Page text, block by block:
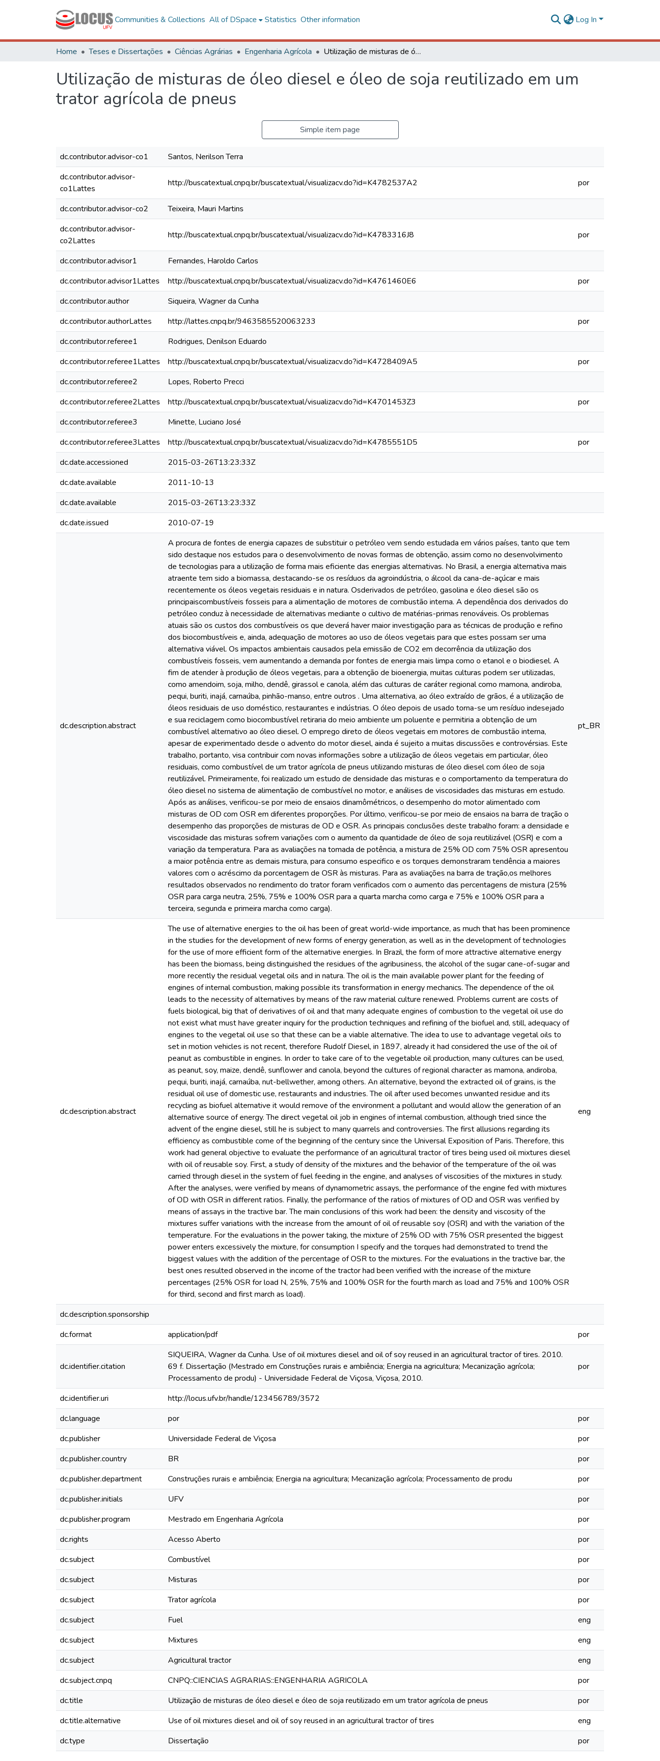
Communities & Collections All of DSpace Statistics Other information Log In
Home Teses e Dissertações Ciências Agrárias Engenharia Agrícola Utilização de misturas de óleo diesel e óleo de soja reutilizado em um trator agrícola de pneus
Utilização de misturas de óleo diesel e óleo de soja reutilizado em um
trator agrícola de pneus
Simple item page
dc.contributor.advisor-co1
Santos, Nerilson Terra
dc.contributor.advisor-
co1Lattes
http://buscatextual.cnpq.br/buscatextual/visualizacv.do?id=K4782537A2 por
dc.contributor.advisor-co2
Teixeira, Mauri Martins
dc.contributor.advisor-
co2Lattes
http://buscatextual.cnpq.br/buscatextual/visualizacv.do?id=K4783316J8 por
dc.contributor.advisor1
Fernandes, Haroldo Carlos
dc.contributor.advisor1Lattes
http://buscatextual.cnpq.br/buscatextual/visualizacv.do?id=K4761460E6
por
dc.contributor.author
Siqueira, Wagner da Cunha
dc.contributor.authorLattes
http://lattes.cnpq.br/9463585520063233
por
dc.contributor.referee1
Rodrigues, Denilson Eduardo
dc.contributor.referee1Lattes
http://buscatextual.cnpq.br/buscatextual/visualizacv.do?id=K4728409A5
por
dc.contributor.referee2
Lopes, Roberto Precci
dc.contributor.referee2Lattes
http://buscatextual.cnpq.br/buscatextual/visualizacv.do?id=K4701453Z3
por
dc.contributor.referee3
Minette, Luciano José
dc.contributor.referee3Lattes
http://buscatextual.cnpq.br/buscatextual/visualizacv.do?id=K4785551D5
por
dc.date.accessioned
2015-03-26T13:23:33Z
dc.date.available
2011-10-13
dc.date.available
2015-03-26T13:23:33Z
dc.date.issued
2010-07-19
dc.description.abstract
A procura de fontes de energia capazes de substituir o petróleo vem sendo estudada em vários países, tanto que tem
sido destaque nos estudos para o desenvolvimento de novas formas de obtenção, assim como no desenvolvimento
de tecnologias para a utilização de forma mais eficiente das energias alternativas. No Brasil, a energia alternativa mais
atraente tem sido a biomassa, destacando-se os resíduos da agroindústria, o álcool da cana-de-açúcar e mais
recentemente os óleos vegetais residuais e in natura. Osderivados de petróleo, gasolina e óleo diesel são os
principaiscombustíveis fosseis para a alimentação de motores de combustão interna. A dependência dos derivados do
petróleo conduz à necessidade de alternativas mediante o cultivo de matérias-primas renováveis. Os problemas
atuais são os custos dos combustíveis os que deverá haver maior investigação para as técnicas de produção e refino
dos biocombustíveis e, ainda, adequação de motores ao uso de óleos vegetais para que estes possam ser uma
alternativa viável. Os impactos ambientais causados pela emissão de CO2 em decorrência da utilização dos
combustíveis fosseis, vem aumentando a demanda por fontes de energia mais limpa como o etanol e o biodiesel. A
fim de atender à produção de óleos vegetais, para a obtenção de bioenergia, muitas culturas podem ser utilizadas,
como amendoim, soja, milho, dendê, girassol e canola, além das culturas de caráter regional como mamona, andiroba,
pequi, buriti, inajá, carnaúba, pinhão-manso, entre outros . Uma alternativa, ao óleo extraído de grãos, é a utilização de
óleos residuais de uso doméstico, restaurantes e indústrias. O óleo depois de usado torna-se um resíduo indesejado
e sua reciclagem como biocombustível retiraria do meio ambiente um poluente e permitiria a obtenção de um
combustível alternativo ao óleo diesel. O emprego direto de óleos vegetais em motores de combustão interna,
apesar de experimentado desde o advento do motor diesel, ainda é sujeito a muitas discussões e controvérsias. Este
trabalho, portanto, visa contribuir com novas informações sobre a utilização de óleos vegetais em particular, óleo
residuais, como combustível de um trator agrícola de pneus utilizando misturas de óleo diesel com óleo de soja
reutilizável. Primeiramente, foi realizado um estudo de densidade das misturas e o comportamento da temperatura do
óleo diesel no sistema de alimentação de combustível no motor, e análises de viscosidades das misturas em estudo.
Após as análises, verificou-se por meio de ensaios dinamômétricos, o desempenho do motor alimentado com
misturas de OD com OSR em diferentes proporções. Por último, verificou-se por meio de ensaios na barra de tração o
desempenho das proporções de misturas de OD e OSR. As principais conclusões deste trabalho foram: a densidade e
viscosidade das misturas sofrem variações com o aumento da quantidade de óleo de soja reutilizável (OSR) e com a
variação da temperatura. Para as avaliações na tomada de potência, a mistura de 25% OD com 75% OSR apresentou
a maior potência entre as demais mistura, para consumo especifico e os torques demonstraram tendência a maiores
valores com o acréscimo da porcentagem de OSR às misturas. Para as avaliações na barra de tração,os melhores
resultados observados no rendimento do trator foram verificados com o aumento das percentagens de mistura (25%
OSR para carga neutra, 25%, 75% e 100% OSR para a quarta marcha como carga e 75% e 100% OSR para a
terceira, segunda e primeira marcha como carga).
pt_BR
dc.description.abstract
The use of alternative energies to the oil has been of great world-wide importance, as much that has been prominence
in the studies for the development of new forms of energy generation, as well as in the development of technologies
for the use of more efficient form of the alternative energies. In Brazil, the form of more attractive alternative energy
has been the biomass, being distinguished the residues of the agribusiness, the alcohol of the sugar cane-of-sugar and
more recently the residual vegetal oils and in natura. The oil is the main available power plant for the feeding of
engines of internal combustion, making possible its transformation in energy mechanics. The dependence of the oil
leads to the necessity of alternatives by means of the raw material culture renewed. Problems current are costs of
fuels biological, big that of derivatives of oil and that many adequate engines of combustion to the vegetal oil use do
not exist what must have greater inquiry for the production techniques and refining of the biofuel and, still, adequacy of
engines to the vegetal oil use so that these can be a viable alternative. The idea to use to advantage vegetal oils to
set in motion vehicles is not recent, therefore Rudolf Diesel, in 1897, already it had considered the use of the oil of
peanut as combustible in engines. In order to take care of to the vegetable oil production, many cultures can be used,
as peanut, soy, maize, dendê, sunflower and canola, beyond the cultures of regional character as mamona, andiroba,
pequi, buriti, inajá, carnaúba, nut-bellwether, among others. An alternative, beyond the extracted oil of grains, is the
residual oil use of domestic use, restaurants and industries. The oil after used becomes unwanted residue and its
recycling as biofuel alternative it would remove of the environment a pollutant and would allow the generation of an
alternative source of energy. The direct vegetal oil job in engines of internal combustion, although tried since the
advent of the engine diesel, still he is subject to many quarrels and controversies. The first allusions regarding its
efficiency as combustible come of the beginning of the century since the Universal Exposition of Paris. Therefore, this
work had general objective to evaluate the performance of an agricultural tractor of tires being used oil mixtures diesel
with oil of reusable soy. First, a study of density of the mixtures and the behavior of the temperature of the oil was
carried through diesel in the system of fuel feeding in the engine, and analyses of viscosities of the mixtures in study.
After the analyses, were verified by means of dynamometric assays, the performance of the engine fed with mixtures
of OD with OSR in different ratios. Finally, the performance of the ratios of mixtures of OD and OSR was verified by
means of assays in the tractive bar. The main conclusions of this work had been: the density and viscosity of the
mixtures suffer variations with the increase from the amount of oil of reusable soy (OSR) and with the variation of the
temperature. For the evaluations in the power taking, the mixture of 25% OD with 75% OSR presented the biggest
power enters excessively the mixture, for consumption I specify and the torques had demonstrated to trend the
biggest values with the addition of the percentage of OSR to the mixtures. For the evaluations in the tractive bar, the
best ones resulted observed in the income of the tractor had been verified with the increase of the mixture
percentages (25% OSR for load N, 25%, 75% and 100% OSR for the fourth march as load and 75% and 100% OSR
for third, second and first march as load).
eng
dc.description.sponsorship
dc.format
application/pdf por
dc.identifier.citation
SIQUEIRA, Wagner da Cunha. Use of oil mixtures diesel and oil of soy reused in an agricultural tractor of tires. 2010.
69 f. Dissertação (Mestrado em Construções rurais e ambiência; Energia na agricultura; Mecanização agrícola;
Processamento de produ) - Universidade Federal de Viçosa, Viçosa, 2010.
por
dc.identifier.uri
http://locus.ufv.br/handle/123456789/3572
dc.language
por
por
dc.publisher
Universidade Federal de Viçosa
por
dc.publisher.country
BR
por
dc.publisher.department
Construções rurais e ambiência; Energia na agricultura; Mecanização agrícola; Processamento de produ
por
dc.publisher.initials
UFV
por
dc.publisher.program
Mestrado em Engenharia Agrícola
por
dc.rights
Acesso Aberto
por
dc.subject
Combustível
por
dc.subject
Misturas
por
dc.subject
Trator agrícola
por
dc.subject
Fuel
eng
dc.subject
Mixtures
eng
dc.subject
Agricultural tractor
eng
dc.subject.cnpq
CNPQ::CIENCIAS AGRARIAS::ENGENHARIA AGRICOLA
por
dc.title
Utilização de misturas de óleo diesel e óleo de soja reutilizado em um trator agrícola de pneus
por
dc.title.alternative
Use of oil mixtures diesel and oil of soy reused in an agricultural tractor of tires
eng
dc.type
Dissertação por